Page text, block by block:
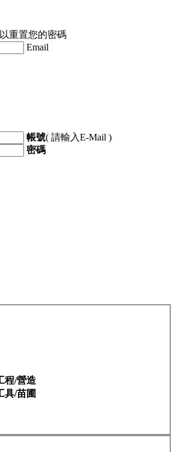
重置您的密碼
Email
帳號( 請輸入E-Mail )
密碼
程/營造
具/苗圃